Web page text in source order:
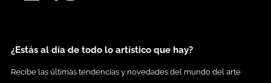
¿Estás al día de todo lo artístico que hay?
Recibe las últimas tendencias y novedades del mundo del arte